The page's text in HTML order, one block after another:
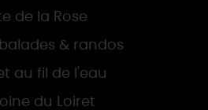
de la Rose
& randos
au fil de l'eau
du Loiret